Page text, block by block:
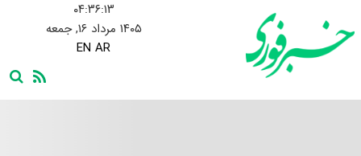
۰۴:۳۶:۱۴
۱۴۰۵ مرداد ۱۶, جمعه
EN AR